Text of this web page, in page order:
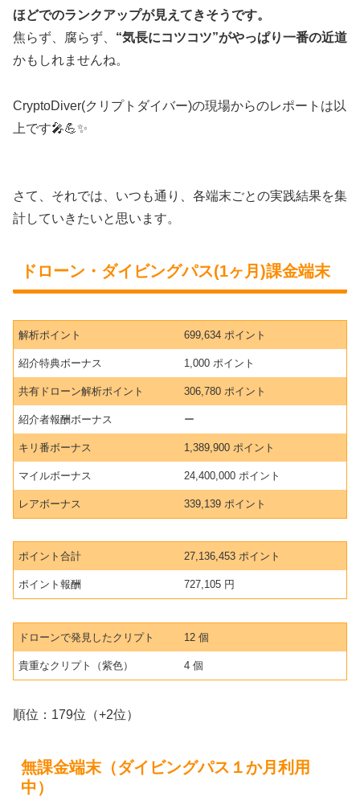
ほどでのランクアップが見えてきそうです。
焦らず、腐らず、 “気長にコツコツ”がやっぱり一番の近道
かもしれませんね。
CryptoDiver(クリプトダイバー)の現場からのレポートは以
上です🎤💪✨
さて、それでは、いつも通り、各端末ごとの実践結果を集
計していきたいと思います。
ドローン・ダイビングパス(1ヶ月)課金端末
解析ポイント 699,634 ポイント
紹介特典ボーナス 1,000 ポイント
共有ドローン解析ポイント 306,780 ポイント
紹介者報酬ボーナス ー
キリ番ボーナス 1,389,900 ポイント
マイルボーナス 24,400,000 ポイント
レアボーナス 339,139 ポイント
ポイント合計 27,136,453 ポイント
ポイント報酬 727,105 円
ドローンで発見したクリプト 12 個
貴重なクリプト（紫色） 4 個
順位：179位（+2位）
無課金端末（ダイビングパス１か月利用
中）